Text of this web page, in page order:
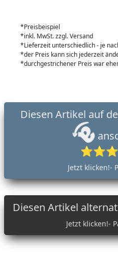
*Preisbeispiel
*inkl. MwSt. zzgl. Versand
*Lieferzeit unterschiedlich - je
*der Preis kann sich jederzeit
*durchgestrichener Preis war
Jetzt klicken!-
Diesen Artikel
Jetzt klicken!-